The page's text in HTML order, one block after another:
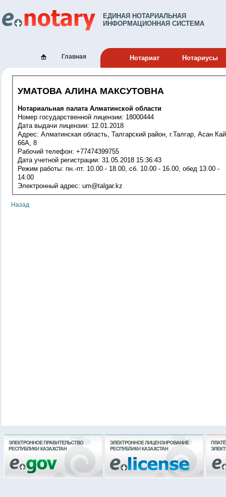
ЕДИНАЯ НОТАРИАЛЬНАЯ
ИНФОРМАЦИОННАЯ СИСТЕМА
Главная Нотариат Нотариусы
УМАТОВА АЛИНА МАКСУТОВНА
Нотариальная палата Алматинской области
Номер государственной лицензии: 18000444
Дата выдачи лицензии: 12.01.2018
Адрес: Алматинская область, Талгарский район, г.Талгар, Асан Кайгы,
66А, 8
Рабочий телефон: +77474399755
Дата учетной регистрации: 31.05.2018 15:36:43
Режим работы: пн.-пт. 10.00 - 18.00, сб. 10.00 - 16.00, обед 13.00 -
14.00
Электронный адрес: um@talgar.kz
Назад